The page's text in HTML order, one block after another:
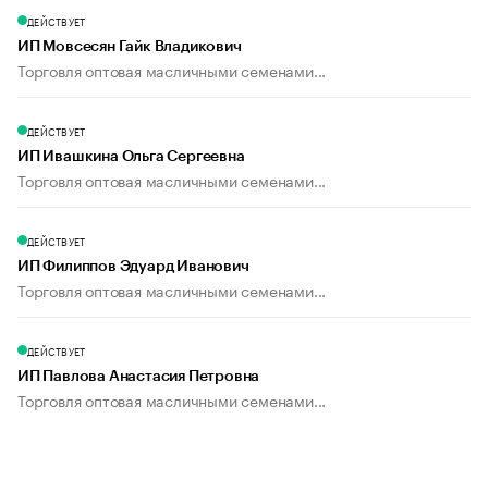
ДЕЙСТВУЕТ
ИП Мовсесян Гайк Владикович
Торговля оптовая масличными семенами...
ДЕЙСТВУЕТ
ИП Ивашкина Ольга Сергеевна
Торговля оптовая масличными семенами...
ДЕЙСТВУЕТ
ИП Филиппов Эдуард Иванович
Торговля оптовая масличными семенами...
ДЕЙСТВУЕТ
ИП Павлова Анастасия Петровна
Торговля оптовая масличными семенами...